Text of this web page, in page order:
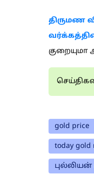
திருமண
gold price
today gold